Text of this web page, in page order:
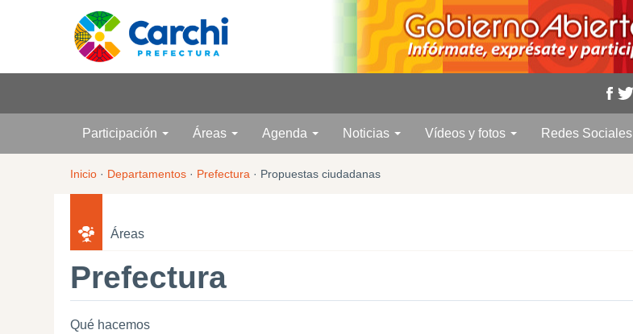
Participación Áreas Agenda Noticias Vídeos y fotos Redes Sociales
Inicio · Departamentos · Prefectura · Propuestas ciudadanas
Áreas
Prefectura
Qué hacemos